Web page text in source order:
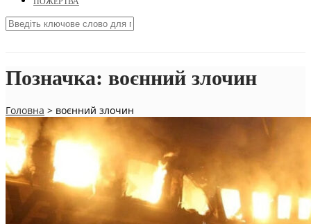
Позначка: воєнний злочин
Головна > воєнний злочин